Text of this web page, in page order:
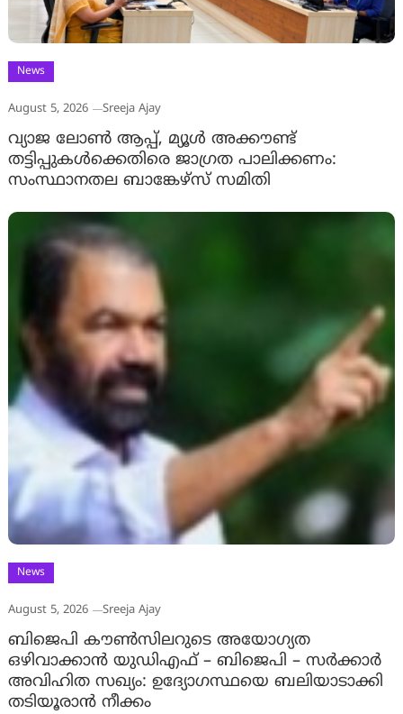
News
August 5, 2026 Sreeja Ajay
വ്യാജ ലോൺ ആപ്പ്, മ്യൂൾ അക്കൗണ്ട്
തട്ടിപ്പുകൾക്കെതിരെ ജാ​ഗ്രത പാലിക്കണം:
സംസ്ഥാനതല ബാങ്കേഴ്സ് സമിതി
News
August 5, 2026 Sreeja Ajay
ബിജെപി കൗൺസിലറുടെ അയോഗ്യത
ഒഴിവാക്കാൻ യുഡിഎഫ് – ബിജെപി – സർക്കാർ
അവിഹിത സഖ്യം: ഉദ്യോഗസ്ഥയെ ബലിയാടാക്കി
തടിയൂരാൻ നീക്കം